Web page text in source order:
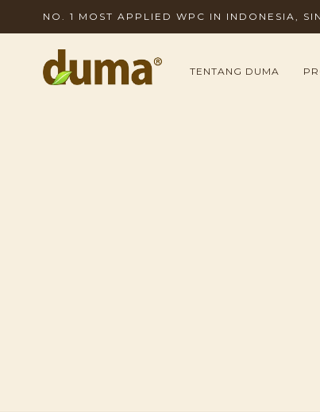
NO. 1 MOST APPLIED WPC IN INDONESIA,
TENTANG DUMA